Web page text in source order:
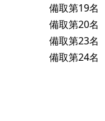
備取第19名
備取第20名
備取第23名
備取第24名